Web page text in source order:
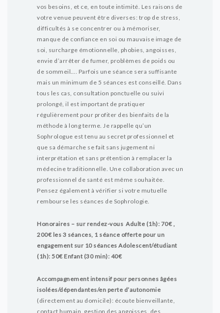
vos besoins, et ce, en toute intimité. Les raisons de
votre venue peuvent être diverses: trop de stress,
difficultés à se concentrer ou à mémoriser,
manque de confiance en soi ou mauvaise image de
soi, surcharge émotionnelle, phobies, angoisses,
envie d’arrêter de fumer, problèmes de poids ou
de sommeil…. Parfois une séance sera suffisante
mais un minimum de 5 séances est conseillé. Dans
tous les cas, consultation ponctuelle ou suivi
prolongé, il est important de pratiquer
régulièrement pour profiter des bienfaits de la
méthode à long terme. Je rappelle qu’un
Sophrologue est tenu au secret professionnel et
que sa démarche se fait sans jugement ni
interprétation et sans prétention à remplacer la
médecine traditionnelle. Une collaboration avec un
professionnel de santé est même souhaitée.
Pensez également à vérifier si votre mutuelle
rembourse les séances de Sophrologie.
Honoraires – sur rendez-vous Adulte (1h): 70€ ,
200€ les 3 séances, 1 séance offerte pour un
engagement sur 10 séances Adolescent/étudiant
(1h): 50€ Enfant (30 min): 40€
Accompagnement intensif pour personnes âgées
isolées/dépendantes/en perte d’autonomie
(directement au domicile): écoute bienveillante,
contact humain, gestion des angoisses, des